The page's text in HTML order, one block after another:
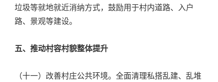
垃圾等就地就近消纳方式，鼓励用于村内道路、入户
路、景观等建设。
五、推动村容村貌整体提升
（十一）改善村庄公共环境。全面清理私搭乱建、乱堆